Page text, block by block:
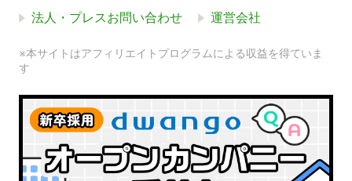
法人・プレスお問い合わせ 運営会社
※本サイトはアフィリエイトプログラムによる収益を得ていま
す